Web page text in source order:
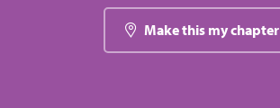
Make this my chapter